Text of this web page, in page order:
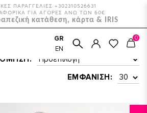
ΠΑΡΑΓΓΕΛΙΕΣ +302310526631
ΓΙΑ ΑΓΟΡΕΣ ΑΝΩ ΤΩΝ 60€
κατάθεση, κάρτα & IRIS
GR
EN
0
ΕΜΦΆΝΙΣΗ: